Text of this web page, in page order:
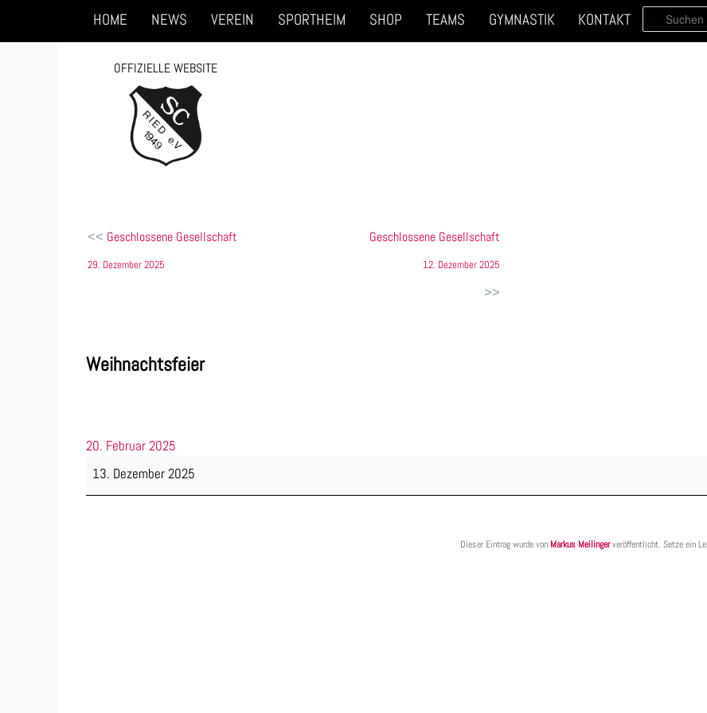
OFFIZIELLE WEBSITE
Zum
springen
HOME NEWS VEREIN SPORTHEIM SHOP TEAMS GYMNASTIK KONTAKT SUCHEN
Beitragsnavigation Geschlossene Gesellschaft
12. Dezember 2025
Geschlossene Gesellschaft
29. Dezember 2025
Weihnachtsfeier
20. Februar 2025
Weihnachtsfeier
13. Dezember 2025
Dieser Eintrag wurde von Markus Meilingerveröffentlicht. Setze ein